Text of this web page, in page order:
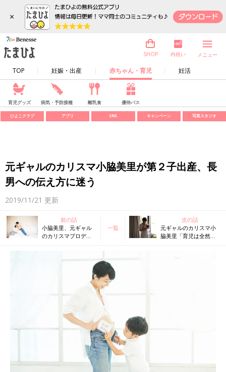
×
TOP 妊娠・出産 赤ちゃん・育児 妊活
SHOP 内祝い メニュー
育児グッズ 病気・予防接種 離乳食 優待パス
ひよこクラブ アプリ SNS キャンペーン 写真スタジオ
元ギャルのカリスマ小脇美里が第２子出産、長
男への伝え方に迷う
2019/11/21 更新
前の話
小脇美里、元ギャル
のカリスマプロデュ
一覧
次の話
元ギャルのカリスマ小
脇美里「育児は全然キ